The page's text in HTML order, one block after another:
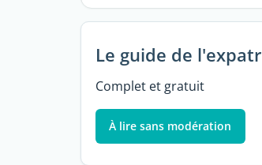
Le guide de
Complet et gratuit
À lire sans modération